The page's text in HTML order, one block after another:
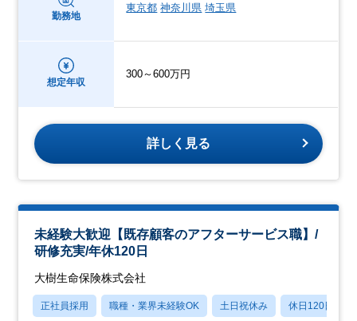
勤務地
東京都 神奈川県 埼玉県
想定年収
300～600万円
詳しく見る
未経験大歓迎【既存顧客のアフターサービス職】/
研修充実/年休120日
大樹生命保険株式会社
正社員採用 職種・業界未経験OK 土日祝休み 休日120日以上